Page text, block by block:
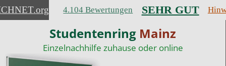
.org 4.104 Bewertungen SEHR GUT
Studentenring Mainz
Einzelnachhilfe zuhause oder online